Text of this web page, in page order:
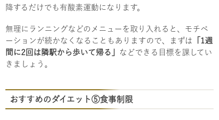
降するだけでも有酸素運動になります。
無理にランニングなどのメニューを取り入れると、モチベ
ーションが続かなくなることもありますので、まずは
「1週
間に2回は隣駅から歩いて帰る」
などできる目標を課してい
きましょう。
おすすめのダイエット⑤食事制限